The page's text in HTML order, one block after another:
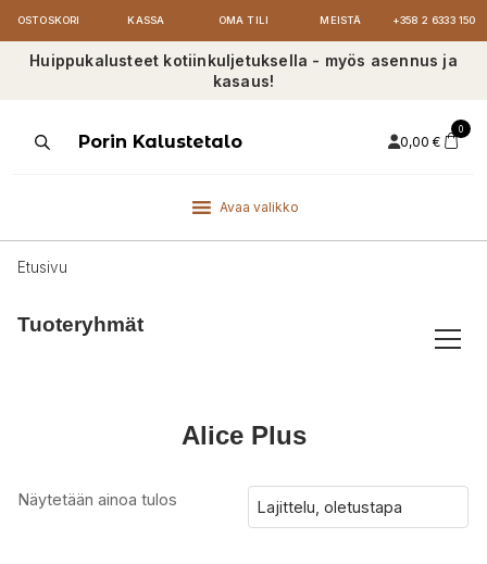
OSTOSKORI KASSA OMA TILI MEISTÄ +358 2 6333 150
Huippukalusteet kotiinkuljetuksella - myös asennus ja
kasaus!
ProductsPorin Kalustetalo 0,00 €
0
Avaa valikko
Etusivu
Tuoteryhmät
Alice Plus
Näytetään ainoa tulos